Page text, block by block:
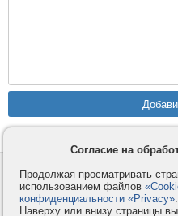
Контакты
Компания
Услуги
Согласие на
Продолжая просматривать
использованием файлов
конфиденциальности «Privacy».
Наверху или внизу страницы